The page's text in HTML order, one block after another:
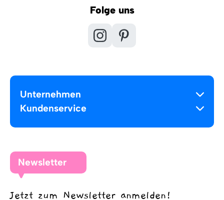
Folge uns
Unternehmen
Kundenservice
Newsletter
Jetzt zum Newsletter anmelden!